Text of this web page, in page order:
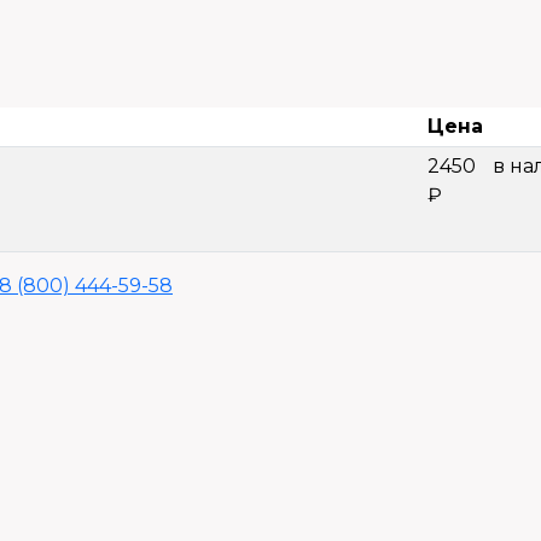
Цена
2450
₽
в
8 (800) 444-59-58